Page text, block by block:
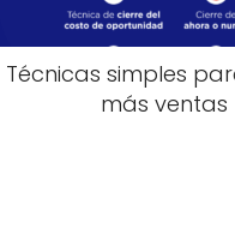
Técnicas simples
más ventas